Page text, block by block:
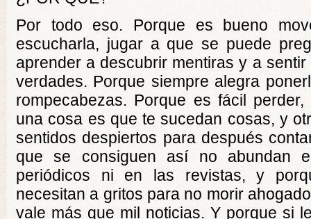
Por todo eso. Porque es bueno
escucharla, jugar a que se puede
aprender a descubrir mentiras y a
verdades. Porque siempre alegra
rompecabezas. Porque es fácil
una cosa es que te sucedan cosas, y
sentidos despiertos para después
que se consiguen así no abundan
periódicos ni en las revistas, y
necesitan a gritos para no morir
vale más que mil noticias. Y porque si